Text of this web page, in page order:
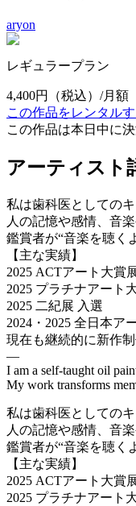
aryon
レギュラープラン
4,400円
（税込）/月額
この作品をレンタル
この作品は本日中に
アーティスト
私は歯科医としての
人の記憶や感情、音
鑑賞者が“音楽を聴く
【主な実績】
2025 ACTアート大賞
2025 プラチナアート
2025 二紀展 入選
2024・2025 全日本ア
現在も継続的に新作
—
I am a self-taught oil
My work transforms
私は歯科医としての
人の記憶や感情、音
鑑賞者が“音楽を聴く
【主な実績】
2025 ACTアート大賞
2025 プラチナアート